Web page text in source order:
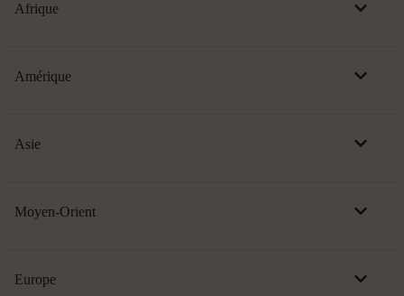
Afrique
Amérique
Asie
Moyen-Orient
Europe